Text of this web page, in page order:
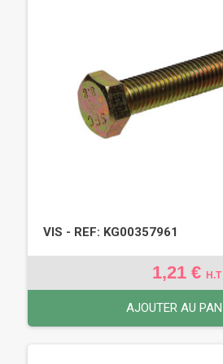
VIS - REF: KG00357961
1,21 € H.T
AJOUTER AU